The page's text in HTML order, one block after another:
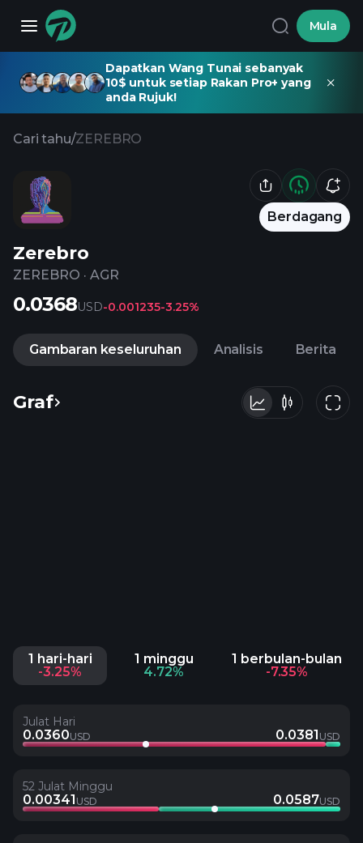
Mula
Dapatkan Wang Tunai sebanyak
10$ untuk setiap Rakan Pro+ yang
anda Rujuk!
Cari tahu/ZEREBRO
Berdagang
Zerebro
ZEREBRO · AGR
0.0368USD-0.001235-3.25%
Gambaran keseluruhan Analisis Berita
Graf
1 hari-hari
-3.25%
1 minggu
4.72%
1 berbulan-bulan
-7.35%
Julat Hari
0.0360USD 0.0381 USD
52 Julat Minggu
0.00341 USD 0.0587USD